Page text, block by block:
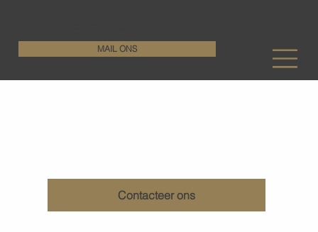
MAIL ONS
Contacteer ons